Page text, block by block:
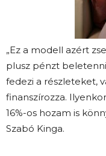
„Ez a modell azért
plusz pénzt
fedezi a részleteket,
finanszírozza.
16%-os hozam is
Szabó Kinga.